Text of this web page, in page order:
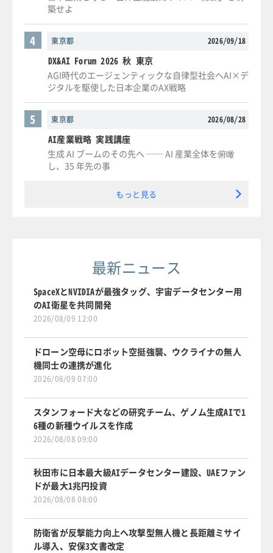
築せよ
東京都 2026/09/18
4
DX&AI Forum 2026 秋 東京
AGI時代のエージェンティックな自律型社会へAI×デ
ジタルを駆使した日本企業のAX戦略
東京都 2026/08/28
5
AI産業戦略 実践講座
生成 AI ブームのその先へ ── AI 産業全体を俯瞰
し、35 年先の事
もっと見る
最新ニュース
SpaceXとNVIDIAが最強タッグ、宇宙データセンター用
のAI衛星を共同開発
2026/08/09 12:00
ドローン空母にロボット空挺強襲、ウクライナの無人
機同士の連携が進化
2026/08/09 07:00
スタンフォード大などの研究チーム、ゲノム生成AIで1
6種の新種ウイルスを作成
2026/08/08 09:00
秋田市に日本最大級AIデータセンター建設、UAEファン
ドが最大1兆円投資
2026/08/08 08:00
防衛省が反撃能力向上へ攻撃型無人機と長距離ミサイ
ル導入、安保3文書改定